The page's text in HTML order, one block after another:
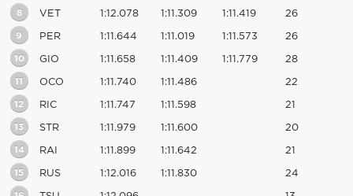
8 VET 1:12.078 1:11.309 1:11.419 26
9 PER 1:11.644 1:11.019 1:11.573 26
10 GIO 1:11.658 1:11.409 1:11.779 28
11 OCO 1:11.740 1:11.486 22
12 RIC 1:11.747 1:11.598 21
13 STR 1:11.979 1:11.600 20
14 RAI 1:11.899 1:11.642 21
15 RUS 1:12.016 1:11.830 24